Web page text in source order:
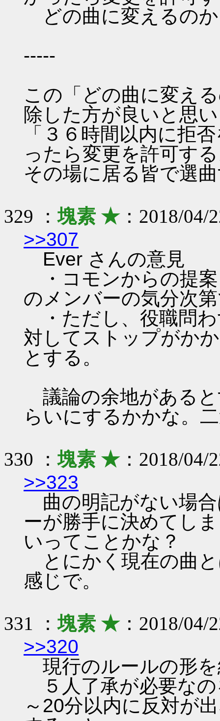
どの曲に変えるの
-----
この「どの曲に変え
除した方が良いと思
「３６時間以内に拒
ったら変更を許可す
その場に居る皆で選
329 ：塊素 ★：2018/04/
>>307
Ever さんの意見
・コモンからの提
のメンバーの気分次
・ただし、役職問
対してストップがか
とする。
議論の余地がある
らいにするかかな。
330 ：塊素 ★：2018/04/
>>323
曲の明記がない場
ーが勝手に決めてし
いってことかな？
とにかく現在の曲
感じで。
331 ：塊素 ★：2018/04/
>>320
現行のルールの形
５人了承が必要な
～20分以内に反対が